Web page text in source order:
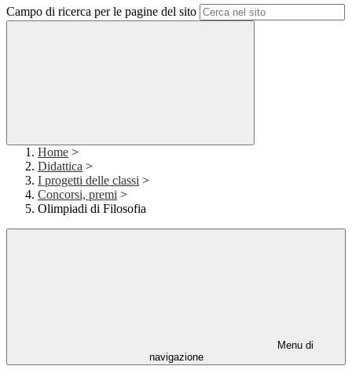
Campo di ricerca per le pagine del sito
Home >
Didattica >
I progetti delle classi >
Concorsi, premi >
Olimpiadi di Filosofia
Menu di
navigazione